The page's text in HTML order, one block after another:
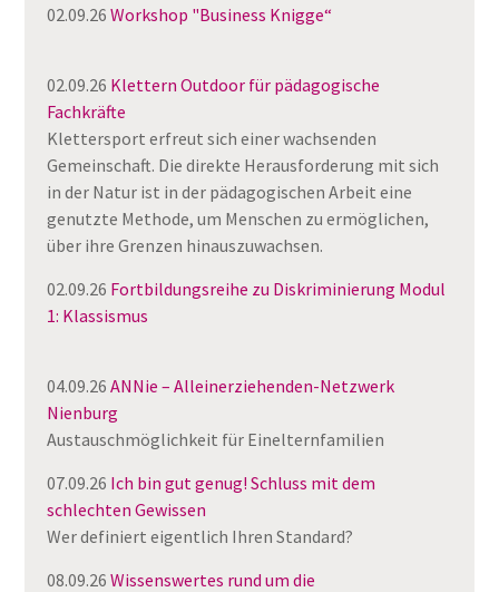
02.09.26Workshop "Business Knigge“
02.09.26 Klettern Outdoor für pädagogische
Fachkräfte
Klettersport erfreut sich einer wachsenden
Gemeinschaft. Die direkte Herausforderung mit sich
in der Natur ist in der pädagogischen Arbeit eine
genutzte Methode, um Menschen zu ermöglichen,
über ihre Grenzen hinauszuwachsen.
02.09.26 Fortbildungsreihe zu Diskriminierung Modul
1: Klassismus
04.09.26ANNie – Alleinerziehenden-Netzwerk
Nienburg
Austauschmöglichkeit für Einelternfamilien
07.09.26 Ich bin gut genug! Schluss mit dem
schlechten Gewissen
Wer definiert eigentlich Ihren Standard?
08.09.26Wissenswertes rund um die